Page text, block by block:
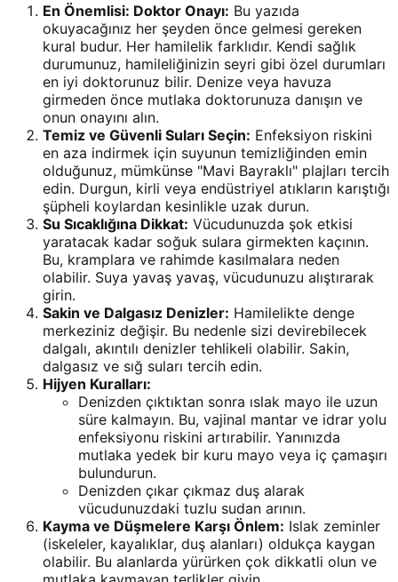
En Önemlisi: Doktor Onayı: Bu yazıda
okuyacağınız her şeyden önce gelmesi gereken
kural budur. Her hamilelik farklıdır. Kendi sağlık
durumunuz, hamileliğinizin seyri gibi özel durumları
en iyi doktorunuz bilir. Denize veya havuza
girmeden önce mutlaka doktorunuza danışın ve
onun onayını alın.
Temiz ve Güvenli Suları Seçin: Enfeksiyon riskini
en aza indirmek için suyunun temizliğinden emin
olduğunuz, mümkünse "Mavi Bayraklı" plajları tercih
edin. Durgun, kirli veya endüstriyel atıkların karıştığı
şüpheli koylardan kesinlikle uzak durun.
Su Sıcaklığına Dikkat: Vücudunuzda şok etkisi
yaratacak kadar soğuk sulara girmekten kaçının.
Bu, kramplara ve rahimde kasılmalara neden
olabilir. Suya yavaş yavaş, vücudunuzu alıştırarak
girin.
Sakin ve Dalgasız Denizler: Hamilelikte denge
merkeziniz değişir. Bu nedenle sizi devirebilecek
dalgalı, akıntılı denizler tehlikeli olabilir. Sakin,
dalgasız ve sığ suları tercih edin.
Hijyen Kuralları:
Denizden çıktıktan sonra ıslak mayo ile uzun
süre kalmayın. Bu, vajinal mantar ve idrar yolu
enfeksiyonu riskini artırabilir. Yanınızda
mutlaka yedek bir kuru mayo veya iç çamaşırı
bulundurun.
Denizden çıkar çıkmaz duş alarak
vücudunuzdaki tuzlu sudan arının.
Kayma ve Düşmelere Karşı Önlem: Islak zeminler
(iskeleler, kayalıklar, duş alanları) oldukça kaygan
olabilir. Bu alanlarda yürürken çok dikkatli olun ve